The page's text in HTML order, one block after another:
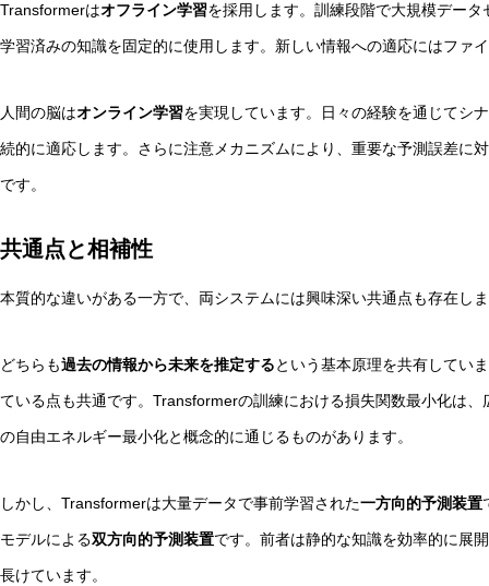
Transformerはオフライン学習を採用します。訓練段階で大規模デー
学習済みの知識を固定的に使用します。新しい情報への適応にはファ
人間の脳はオンライン学習を実現しています。日々の経験を通じてシ
続的に適応します。さらに注意メカニズムにより、重要な予測誤差に
です。
共通点と相補性
本質的な違いがある一方で、両システムには興味深い共通点も存在し
どちらも過去の情報から未来を推定するという基本原理を共有してい
ている点も共通です。Transformerの訓練における損失関数最小化は
の自由エネルギー最小化と概念的に通じるものがあります。
しかし、Transformerは大量データで事前学習された一方向的予測装置
モデルによる双方向的予測装置です。前者は静的な知識を効率的に展
長けています。